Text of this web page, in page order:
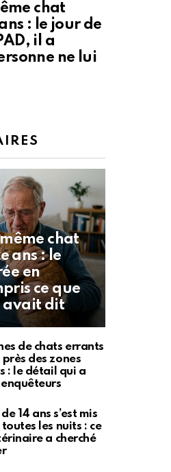
chat
: le jour de
il a
ne lui
chat
ans : le
en
ce que
avait dit
de chats errants
des zones
: le détail qui a
14 ans s’est mis
les nuits : ce
a cherché